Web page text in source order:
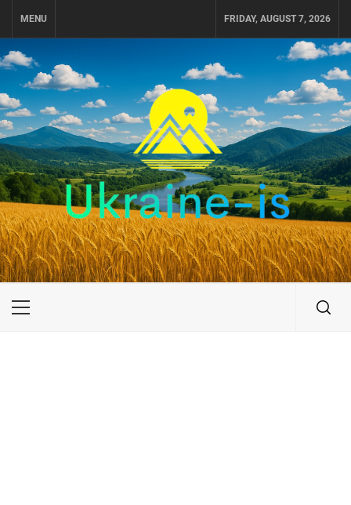
MENU FRIDAY, AUGUST 7, 2026
UKRAINE-IS
ПУТЕШЕСТВИЕ ПО УКРАИНЕ
Primary